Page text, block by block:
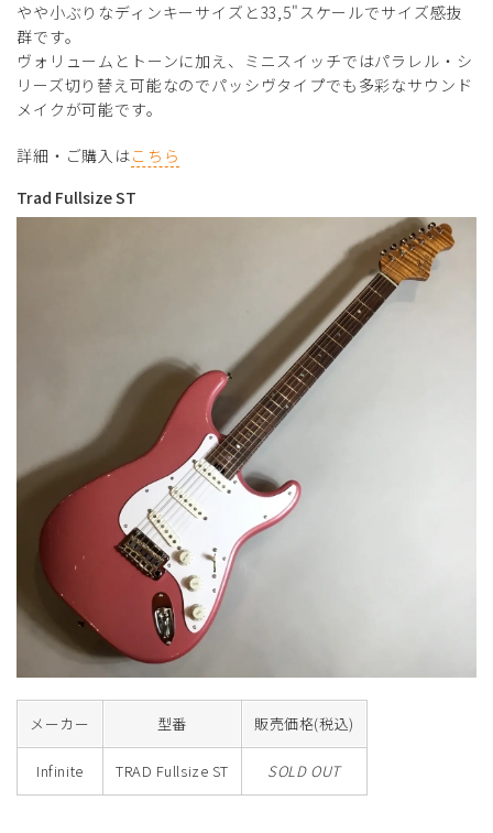
やや小ぶりなディンキーサイズと33,5"スケールでサイズ感抜
群です。
ヴォリュームとトーンに加え、ミニスイッチではパラレル・シ
リーズ切り替え可能なのでパッシヴタイプでも多彩なサウンド
メイクが可能です。
詳細・ご購入はこちら
Trad Fullsize ST
メーカー 型番 販売価格(税込)
Infinite TRAD Fullsize ST SOLD OUT